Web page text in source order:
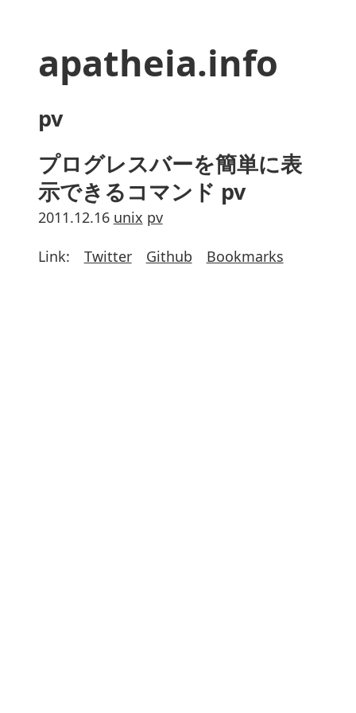
apatheia.info
pv
プログレスバーを簡単に表
示できるコマンド pv
2011.12.16 unix pv
Link: Twitter Github Bookmarks